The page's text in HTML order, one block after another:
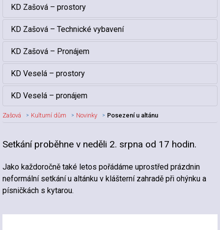
KD Zašová – prostory
KD Zašová – Technické vybavení
KD Zašová – Pronájem
KD Veselá – prostory
KD Veselá – pronájem
Zašová Kulturní dům Novinky Posezení u altánu
Nadpis článku
Setkání proběhne v neděli 2. srpna od 17 hodin.
Jako každoročně také letos pořádáme uprostřed prázdnin
neformální setkání u altánku v klášterní zahradě při ohýnku a
písničkách s kytarou.